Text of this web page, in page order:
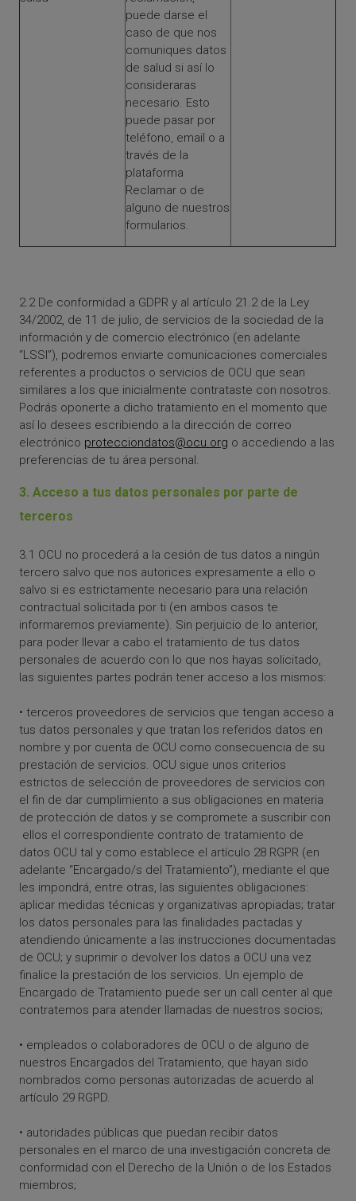
puede darse el
caso de que nos
comuniques datos
de salud si así lo
consideraras
necesario. Esto
puede pasar por
teléfono, email o a
través de la
plataforma
Reclamar o de
alguno de nuestros
formularios.
2.2 De conformidad a GDPR y al artículo 21.2 de la Ley
34/2002, de 11 de julio, de servicios de la sociedad de la
información y de comercio electrónico (en adelante
“LSSI”), podremos enviarte comunicaciones comerciales
referentes a productos o servicios de OCU que sean
similares a los que inicialmente contrataste con nosotros.
Podrás oponerte a dicho tratamiento en el momento que
así lo desees escribiendo a la dirección de correo
electrónico protecciondatos@ocu.org o accediendo a las
preferencias de tu área personal.
3. Acceso a tus datos personales por parte de
terceros
3.1 OCU no procederá a la cesión de tus datos a ningún
tercero salvo que nos autorices expresamente a ello o
salvo si es estrictamente necesario para una relación
contractual solicitada por ti (en ambos casos te
informaremos previamente). Sin perjuicio de lo anterior,
para poder llevar a cabo el tratamiento de tus datos
personales de acuerdo con lo que nos hayas solicitado,
las siguientes partes podrán tener acceso a los mismos:
• terceros proveedores de servicios que tengan acceso a
tus datos personales y que tratan los referidos datos en
nombre y por cuenta de OCU como consecuencia de su
prestación de servicios. OCU sigue unos criterios
estrictos de selección de proveedores de servicios con
el fin de dar cumplimiento a sus obligaciones en materia
de protección de datos y se compromete a suscribir con
ellos el correspondiente contrato de tratamiento de
datos OCU tal y como establece el artículo 28 RGPR (en
adelante “Encargado/s del Tratamiento”), mediante el que
les impondrá, entre otras, las siguientes obligaciones:
aplicar medidas técnicas y organizativas apropiadas; tratar
los datos personales para las finalidades pactadas y
atendiendo únicamente a las instrucciones documentadas
de OCU; y suprimir o devolver los datos a OCU una vez
finalice la prestación de los servicios. Un ejemplo de
Encargado de Tratamiento puede ser un call center al que
contratemos para atender llamadas de nuestros socios;
• empleados o colaboradores de OCU o de alguno de
nuestros Encargados del Tratamiento, que hayan sido
nombrados como personas autorizadas de acuerdo al
artículo 29 RGPD.
• autoridades públicas que puedan recibir datos
personales en el marco de una investigación concreta de
conformidad con el Derecho de la Unión o de los Estados
miembros;